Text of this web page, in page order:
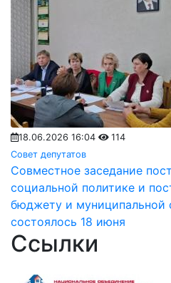
18.06.2026 16:04
114
Совет депутатов
Совместное заседание
социальной политике и
бюджету и муниципальной
состоялось 18 июня
Ссылки